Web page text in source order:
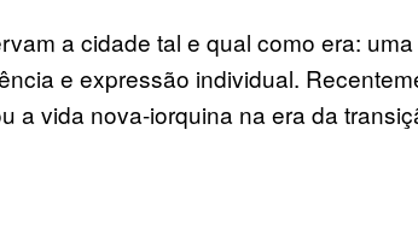
a cidade tal e qual como era:
e expressão individual.
a vida nova-iorquina na era da